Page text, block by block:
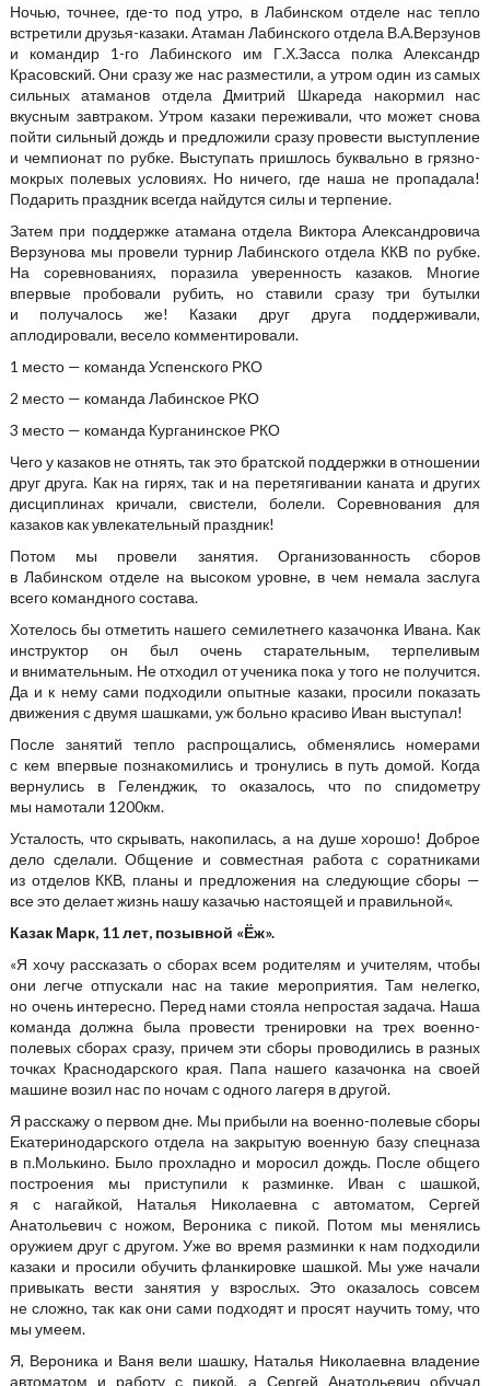
Ночью, точнее, где-то под утро, в Лабинском отделе нас тепло
встретили друзья-казаки. Атаман Лабинского отдела В.А.Верзунов
и командир 1-го Лабинского им Г.Х.Засса полка Александр
Красовский. Они сразу же нас разместили, а утром один из самых
сильных атаманов отдела Дмитрий Шкареда накормил нас
вкусным завтраком. Утром казаки переживали, что может снова
пойти сильный дождь и предложили сразу провести выступление
и чемпионат по рубке. Выступать пришлось буквально в грязно-
мокрых полевых условиях. Но ничего, где наша не пропадала!
Подарить праздник всегда найдутся силы и терпение.
Затем при поддержке атамана отдела Виктора Александровича
Верзунова мы провели турнир Лабинского отдела ККВ по рубке.
На соревнованиях, поразила уверенность казаков. Многие
впервые пробовали рубить, но ставили сразу три бутылки
и получалось же! Казаки друг друга поддерживали,
аплодировали, весело комментировали.
1 место — команда Успенского РКО
2 место — команда Лабинское РКО
3 место — команда Курганинское РКО
Чего у казаков не отнять, так это братской поддержки в отношении
друг друга. Как на гирях, так и на перетягивании каната и других
дисциплинах кричали, свистели, болели. Соревнования для
казаков как увлекательный праздник!
Потом мы провели занятия. Организованность сборов
в Лабинском отделе на высоком уровне, в чем немала заслуга
всего командного состава.
Хотелось бы отметить нашего семилетнего казачонка Ивана. Как
инструктор он был очень старательным, терпеливым
и внимательным. Не отходил от ученика пока у того не получится.
Да и к нему сами подходили опытные казаки, просили показать
движения с двумя шашками, уж больно красиво Иван выступал!
После занятий тепло распрощались, обменялись номерами
с кем впервые познакомились и тронулись в путь домой. Когда
вернулись в Геленджик, то оказалось, что по спидометру
мы намотали 1200км.
Усталость, что скрывать, накопилась, а на душе хорошо! Доброе
дело сделали. Общение и совместная работа с соратниками
из отделов ККВ, планы и предложения на следующие сборы —
все это делает жизнь нашу казачью настоящей и правильной«.
Казак Марк, 11 лет, позывной «Ёж».
«Я хочу рассказать о сборах всем родителям и учителям, чтобы
они легче отпускали нас на такие мероприятия. Там нелегко,
но очень интересно. Перед нами стояла непростая задача. Наша
команда должна была провести тренировки на трех военно-
полевых сборах сразу, причем эти сборы проводились в разных
точках Краснодарского края. Папа нашего казачонка на своей
машине возил нас по ночам с одного лагеря в другой.
Я расскажу о первом дне. Мы прибыли на военно-полевые сборы
Екатеринодарского отдела на закрытую военную базу спецназа
в п.Молькино. Было прохладно и моросил дождь. После общего
построения мы приступили к разминке. Иван с шашкой,
я с нагайкой, Наталья Николаевна с автоматом, Сергей
Анатольевич с ножом, Вероника с пикой. Потом мы менялись
оружием друг с другом. Уже во время разминки к нам подходили
казаки и просили обучить фланкировке шашкой. Мы уже начали
привыкать вести занятия у взрослых. Это оказалось совсем
не сложно, так как они сами подходят и просят научить тому, что
мы умеем.
Я, Вероника и Ваня вели шашку, Наталья Николаевна владение
автоматом и работу с пикой, а Сергей Анатольевич обучал